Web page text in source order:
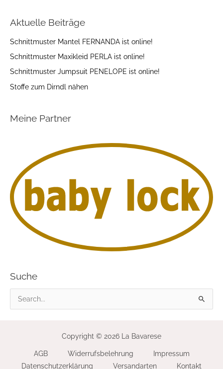
Aktuelle Beiträge
Schnittmuster Mantel FERNANDA ist online!
Schnittmuster Maxikleid PERLA ist online!
Schnittmuster Jumpsuit PENELOPE ist online!
Stoffe zum Dirndl nähen
Meine Partner
Suche
Copyright © 2026 La Bavarese
AGB Widerrufsbelehrung
Impressum
Datenschutzerklärung
Versandarten Kontakt